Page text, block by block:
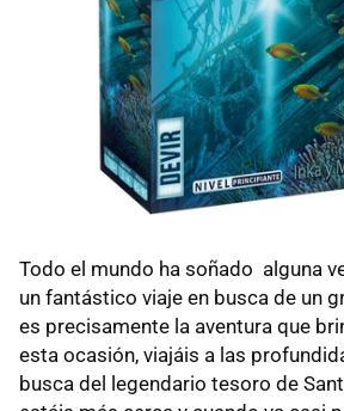
Todo el mundo ha soñado alguna
un fantástico viaje en busca de un
es precisamente la aventura que
esta ocasión, viajáis a las
busca del legendario tesoro de